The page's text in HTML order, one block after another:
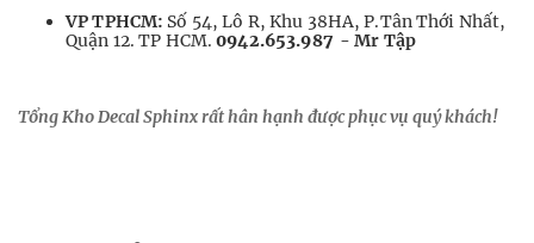
VP TPHCM: Số 54, Lô R, Khu 38HA, P.Tân Thới Nhất,
Quận 12. TP HCM.0942.653.987 - Mr Tập
Tổng Kho Decal Sphinx rất hân hạnh được phục vụ quý khách!